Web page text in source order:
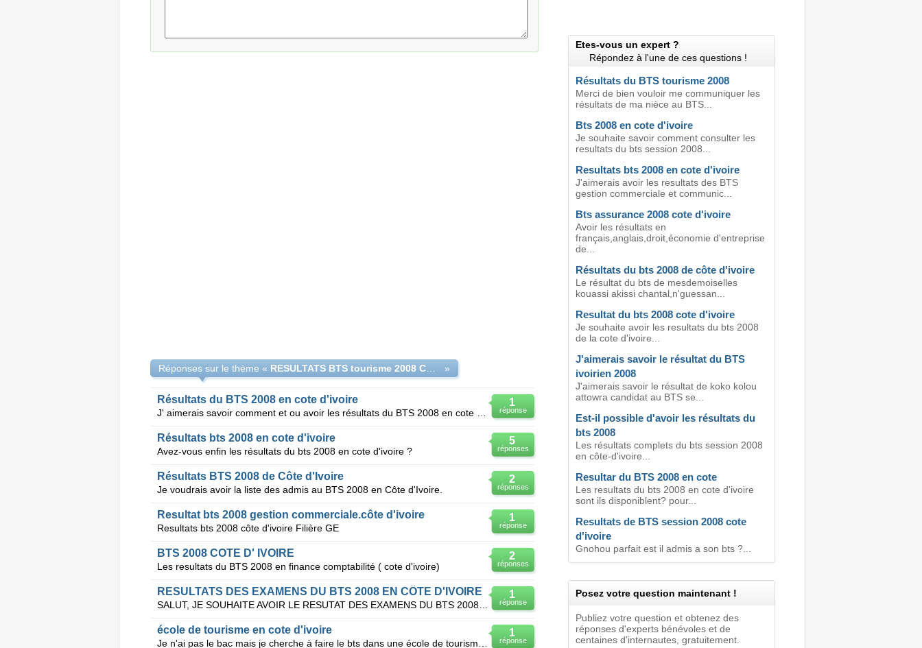
Réponses sur le thème « RESULTATS BTS tourisme 2008 COTE D'IVOIRE »
1
réponse
Résultats du BTS 2008 en cote d'ivoire
5
réponses
Résultats bts 2008 en cote d'ivoire
Avez-vous enfin les résultats du bts 2008 en cote d'ivoire ?
2
réponses
Résultats BTS 2008 de Côte d'Ivoire
Je voudrais avoir la liste des admis au BTS 2008 en Côte d'Ivoire.
1
réponse
Resultat bts 2008 gestion commerciale.côte d'ivoire
Resultats bts 2008 côte d'ivoire Filière GE
2
réponses
BTS 2008 COTE D' IVOIRE
Les resultats du BTS 2008 en finance comptabilité ( cote d'ivoire)
1
réponse
RESULTATS DES EXAMENS DU BTS 2008 EN CÔTE D'IVOIRE
SALUT, JE SOUHAITE AVOIR LE RESUTAT DES EXAMENS DU BTS 2008 EN CÔTE D'IVOIRE DE MA SOEUR ZOU LOU IR
1
réponse
école de tourisme en cote d'ivoire
Etes-vous un expert ?
Répondez à l'une de ces questions !
Résultats du BTS tourisme 2008
Merci de bien vouloir me communiquer les
résultats de ma nièce au BTS...
Bts 2008 en cote d'ivoire
Je souhaite savoir comment consulter les
resultats du bts session 2008...
Resultats bts 2008 en cote d'ivoire
J'aimerais avoir les resultats des BTS
gestion commerciale et communic...
Bts assurance 2008 cote d'ivoire
Avoir les résultats en
français,anglais,droit,économie d'entreprise
de...
Résultats du bts 2008 de côte d'ivoire
Le résultat du bts de mesdemoiselles
kouassi akissi chantal,n'guessan...
Resultat du bts 2008 cote d'ivoire
Je souhaite avoir les resultats du bts 2008
de la cote d'ivoire...
J'aimerais savoir le résultat du BTS
ivoirien 2008
J'aimerais savoir le résultat de koko kolou
attowra candidat au BTS se...
Est-il possible d'avoir les résultats du
bts 2008
Les résultats complets du bts session 2008
en côte-d'ivoire...
Resultar du BTS 2008 en cote
Les resultats du bts 2008 en cote d'ivoire
sont ils disponiblent? pour...
Resultats de BTS session 2008 cote
d'ivoire
Gnohou parfait est il admis a son bts ?...
Posez votre question maintenant !
Publiez votre question et obtenez des
réponses d'experts bénévoles et de
centaines d'internautes, gratuitement.